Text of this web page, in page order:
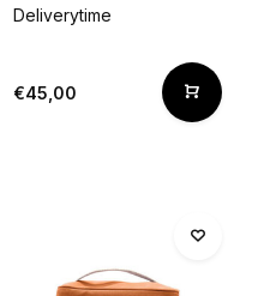
Deliverytime
€45,00